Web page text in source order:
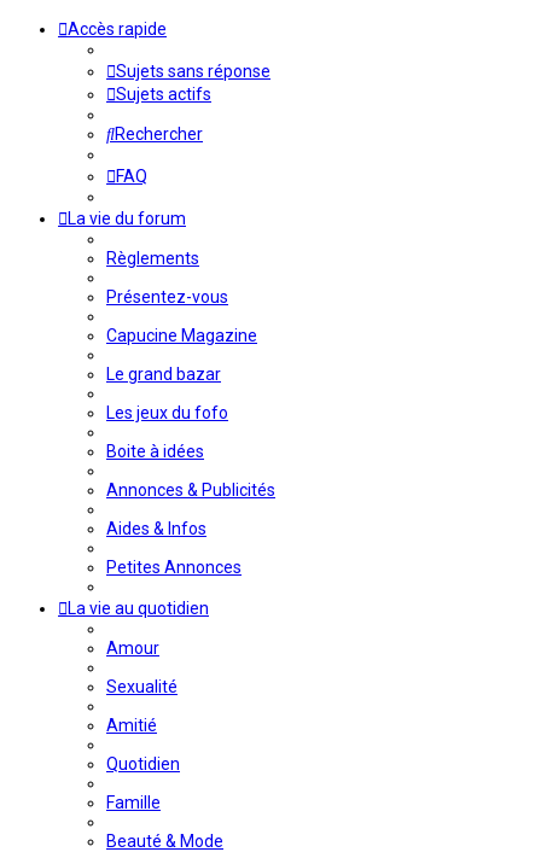
Accès rapide
Sujets sans réponse
Sujets actifs
Rechercher
FAQ
La vie du forum
Règlements
Présentez-vous
Capucine Magazine
Le grand bazar
Les jeux du fofo
Boite à idées
Annonces & Publicités
Aides & Infos
Petites Annonces
La vie au quotidien
Amour
Sexualité
Amitié
Quotidien
Famille
Beauté & Mode